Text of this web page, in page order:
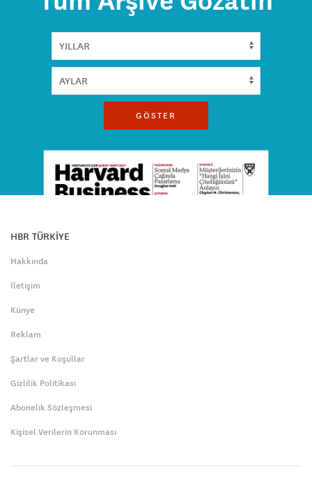
GÖSTER
HBR TÜRKİYE
Hakkında
İletişim
Künye
Reklam
Şartlar ve Koşullar
Gizlilik Politikası
Abonelik Sözleşmesi
Kişisel Verilerin Korunması